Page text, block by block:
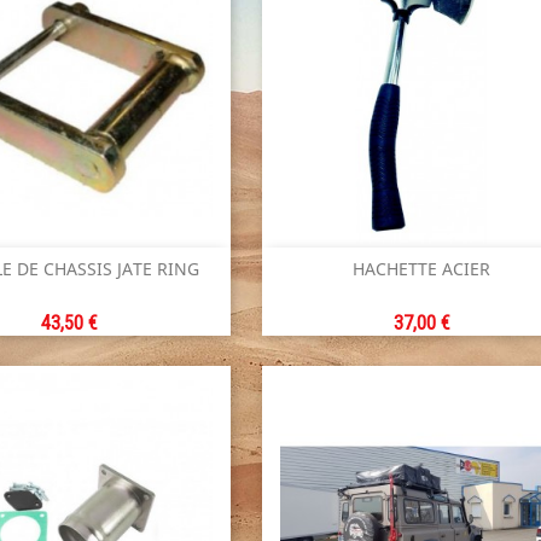
DE CHASSIS JATE RING
Prix
43,50 €
Aperçu rapide HACHETTE ACIER
Prix
37,00 €
Aperçu rapide